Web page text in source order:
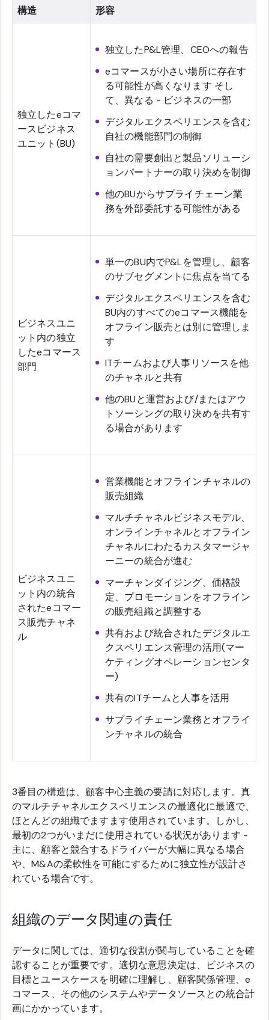
構造 形容
独立したeコマ
ースビジネス
ユニット(BU)
独立したP&L管理、CEOへの報告
eコマースが小さい場所に存在す
る可能性が高くなります そし
て、異なる - ビジネスの一部
デジタルエクスペリエンスを含む
自社の機能部門の制御
自社の需要創出と製品ソリューシ
ョンパートナーの取り決めを制御
他のBUからサプライチェーン業
務を外部委託する可能性がある
ビジネスユニ
ット内の独立
したeコマース
部門
単一のBU内でP&Lを管理し、顧客
のサブセグメントに焦点を当てる
デジタルエクスペリエンスを含む
BU内のすべてのeコマース機能を
オフライン販売とは別に管理しま
す
ITチームおよび人事リソースを他
のチャネルと共有
他のBUと運営および/またはアウ
トソーシングの取り決めを共有す
る場合があります
ビジネスユニ
ット内の統合
されたeコマー
ス販売チャネ
ル
営業機能とオフラインチャネルの
販売組織
マルチチャネルビジネスモデル、
オンラインチャネルとオフライン
チャネルにわたるカスタマージャ
ーニーの統合が進む
マーチャンダイジング、価格設
定、プロモーションをオフライン
の販売組織と調整する
共有および統合されたデジタルエ
クスペリエンス管理の活用(マー
ケティングオペレーションセンタ
ー)
共有のITチームと人事を活用
サプライチェーン業務とオフライ
ンチャネルの統合
3番目の構造は、顧客中心主義の要請に対応します。真
のマルチチャネルエクスペリエンスの最適化に最適で、
ほとんどの組織でますます使用されています。しかし、
最初の2つがいまだに使用されている状況があります -
主に、顧客と競合するドライバーが大幅に異なる場合
や、M&Aの柔軟性を可能にするために独立性が設計さ
れている場合です。
組織のデータ関連の責任
データに関しては、適切な役割が関与していることを確
認することが重要です。適切な意思決定は、ビジネスの
目標とユースケースを明確に理解し、顧客関係管理、e
コマース、その他のシステムやデータソースとの統合計
画にかかっています。